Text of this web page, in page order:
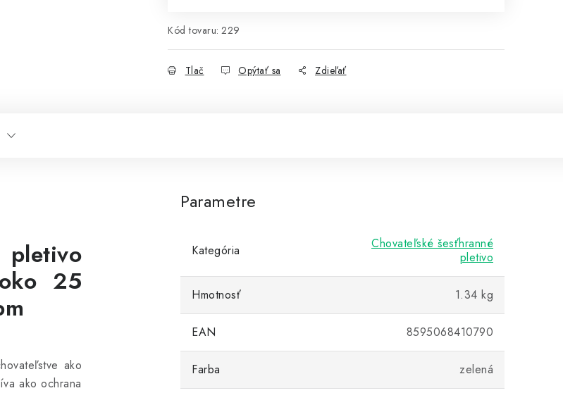
Kód tovaru: 229
Tlač Opýtať sa Zdieľať
25
ako
ako ochrana
Parametre
Kategória
Chovateľské šesťhranné
pletivo
Hmotnosť 1.34 kg
EAN 8595068410790
Farba zelená